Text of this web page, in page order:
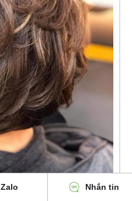
Zalo Nhắn tin